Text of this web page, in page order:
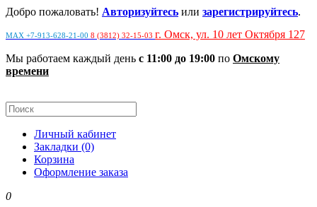
Добро пожаловать! Авторизуйтесь или зарегистрируйтесь.
MAX +7-913-628-21-00 8 (3812) 32-15-03 г. Омск, ул. 10 лет Октября 127
Мы работаем каждый день с 11:00 до 19:00 по Омскому
времени
Личный кабинет
Закладки (0)
Корзина
Оформление заказа
0